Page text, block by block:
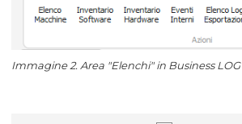
Immagine 2. Area "Elenchi" in Business LOG